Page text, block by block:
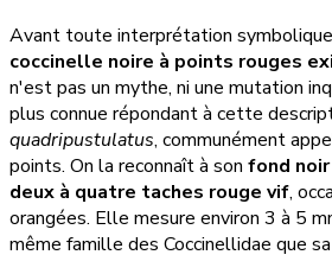
Avant toute interprétation
coccinelle noire à points rouges
n'est pas un mythe, ni une mutation
plus connue répondant à cette
quadripustulatus, communément
points. On la reconnaît à son fond
deux à quatre taches rouge vif,
orangées. Elle mesure environ 3 à 5
même famille des Coccinellidae que